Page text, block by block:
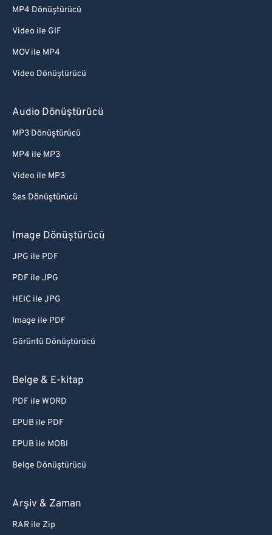
MP4 Dönüştürücü
Video ile GIF
MOV ile MP4
Video Dönüştürücü
Audio Dönüştürücü
MP3 Dönüştürücü
MP4 ile MP3
Video ile MP3
Ses Dönüştürücü
Image Dönüştürücü
JPG ile PDF
PDF ile JPG
HEIC ile JPG
Image ile PDF
Görüntü Dönüştürücü
Belge & E-kitap
PDF ile WORD
EPUB ile PDF
EPUB ile MOBI
Belge Dönüştürücü
Arşiv & Zaman
RAR ile Zip